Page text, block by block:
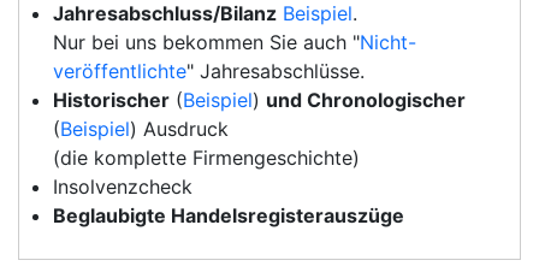
Jahresabschluss/Bilanz Beispiel.
Nur bei uns bekommen Sie auch "Nicht-
veröffentlichte" Jahresabschlüsse.
Historischer (Beispiel) und Chronologischer
(Beispiel) Ausdruck
(die komplette Firmengeschichte)
Insolvenzcheck
Beglaubigte Handelsregisterauszüge